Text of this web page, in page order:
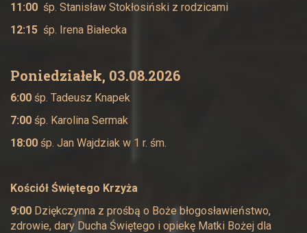
11:00 śp. Stanisław Stokłosiński z rodzicami
12:15 śp. Irena Białecka
Poniedziałek, 03.08.2026
6:00 śp. Tadeusz Knapek
7:00 śp. Karolina Sermak
18:00 śp. Jan Wajdziak w 1 r. śm.
Kościół Świętego Krzyża
9:00 Dziękczynna z prośbą o Boże błogosławieństwo,
zdrowie, dary Ducha Świętego i opiekę Matki Bożej dla